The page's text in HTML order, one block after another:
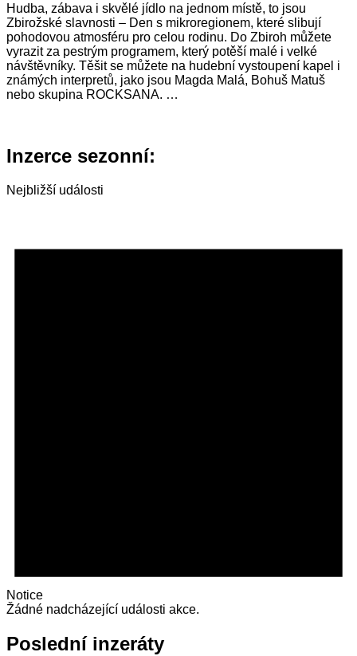
Hudba, zábava i skvělé jídlo na jednom místě, to jsou
Zbirožské slavnosti – Den s mikroregionem, které slibují
pohodovou atmosféru pro celou rodinu. Do Zbiroh můžete
vyrazit za pestrým programem, který potěší malé i velké
návštěvníky. Těšit se můžete na hudební vystoupení kapel i
známých interpretů, jako jsou Magda Malá, Bohuš Matuš
nebo skupina ROCKSANA. …
Inzerce sezonní:
Nejbližší události
Notice
Žádné nadcházející události akce.
Poslední inzeráty